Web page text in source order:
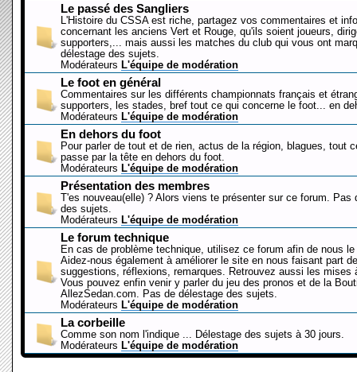
Le passé des Sangliers
L'Histoire du CSSA est riche, partagez vos commentaires et
concernant les anciens Vert et Rouge, qu'ils soient joueurs,
supporters,... mais aussi les matches du club qui vous ont
délestage des sujets.
Modérateurs L'équipe de modération
Le foot en général
Commentaires sur les différents championnats français et
supporters, les stades, bref tout ce qui concerne le foot... en
Modérateurs L'équipe de modération
En dehors du foot
Pour parler de tout et de rien, actus de la région, blagues, tout
passe par la tête en dehors du foot.
Modérateurs L'équipe de modération
Présentation des membres
T'es nouveau(elle) ? Alors viens te présenter sur ce forum. Pas
des sujets.
Modérateurs L'équipe de modération
Le forum technique
En cas de problème technique, utilisez ce forum afin de nous le
Aidez-nous également à améliorer le site en nous faisant part
suggestions, réflexions, remarques. Retrouvez aussi les mises
Vous pouvez enfin venir y parler du jeu des pronos et de la
AllezSedan.com. Pas de délestage des sujets.
Modérateurs L'équipe de modération
La corbeille
Comme son nom l'indique ... Délestage des sujets à 30 jours.
Modérateurs L'équipe de modération